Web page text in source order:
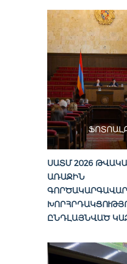
ՍԱՏՄ 2026
ԱՌԱՋԻՆ
ԸՆԴԼԱՅՆՎԱԾ